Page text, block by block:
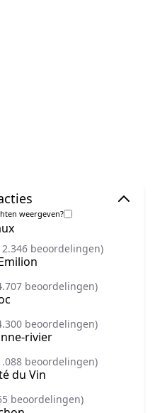
weergeven?
beoordelingen)
beoordelingen)
beoordelingen)
rivier
beoordelingen)
du Vin
beoordelingen)